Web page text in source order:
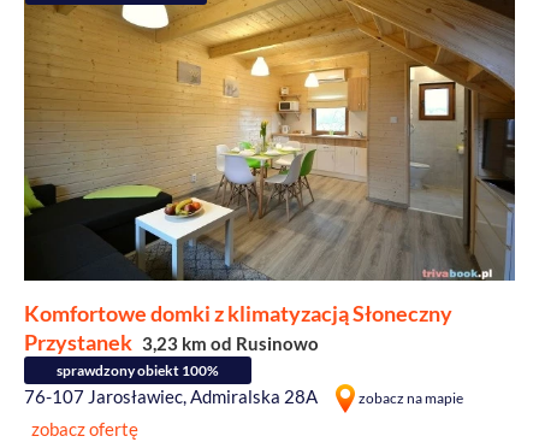
Komfortowe domki z klimatyzacją Słoneczny
Przystanek 3,23 km od Rusinowo
sprawdzony obiekt 100%
76-107 Jarosławiec, Admiralska 28A zobacz na mapie
zobacz ofertę